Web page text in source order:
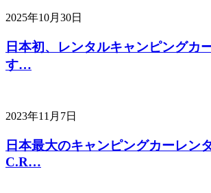
2025年10月30日
日本初、レンタルキャンピングカ
す…
2023年11月7日
日本最大のキャンピングカーレン
C.R…